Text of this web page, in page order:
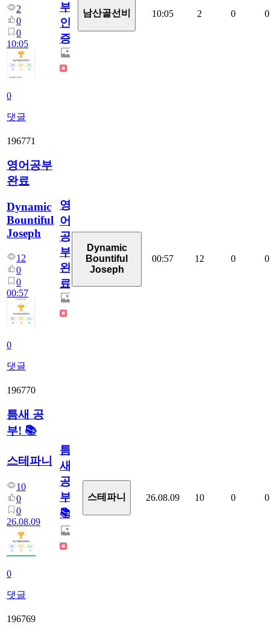
2
0
0
10:05
0
댓글
부
인
증
남산골선비 10:05 2 0 0
196771
영어공부
완료
Dynamic
Bountiful
Joseph
12
0
0
00:57
0
댓글
영
어
공
부
완
료
Dynamic
Bountiful
Joseph
00:57 12 0 0
196770
틈새 공
부! 📚
스테파니
10
0
0
26.08.09
0
댓글
틈
새
공
부!
📚
스테파니 26.08.09 10 0 0
196769